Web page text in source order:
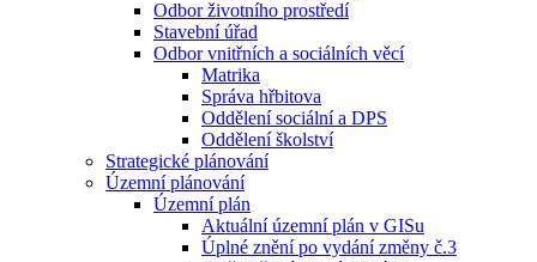
Odbor životního prostředí
Stavební úřad
Odbor vnitřních a sociálních věcí
Matrika
Správa hřbitova
Oddělení sociální a DPS
Oddělení školství
Strategické plánování
Územní plánování
Územní plán
Aktuální územní plán v GISu
Úplné znění po vydání změny č.3